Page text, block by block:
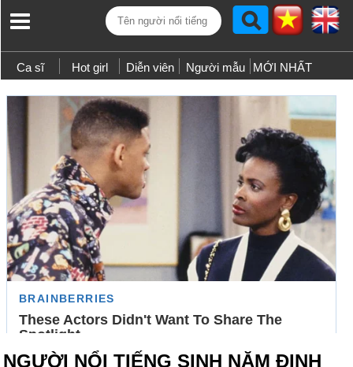
Ca sĩ Hot girl Diễn viên Người mẫu MỚI NHẤT
NGƯỜI NỔI TIẾNG SINH NĂM ĐINH